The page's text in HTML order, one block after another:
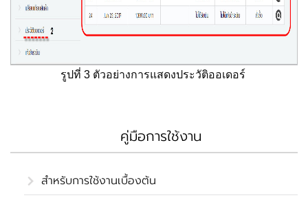
รูปที่ 3 ตัวอย่างการแสดงประวัติออเดอร์
คู่มือการใช้งาน
สำหรับการใช้งานเบื้องต้น